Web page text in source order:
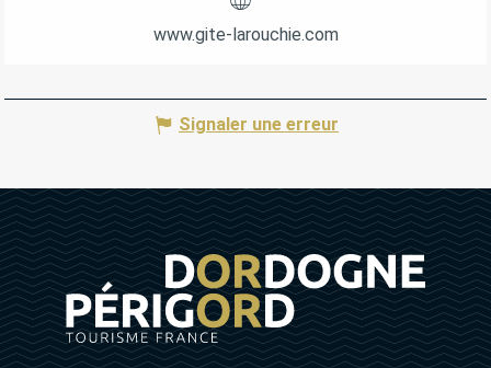
www.gite-larouchie.com
Signaler une erreur